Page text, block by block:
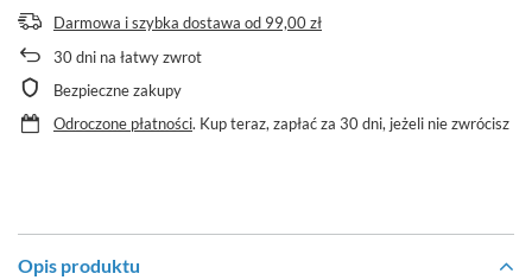
Darmowa i szybka dostawa od 99,00 zł
30dni na łatwy zwrot
Bezpieczne zakupy
Odroczone płatności. Kup teraz, zapłać za 30 dni, jeżeli nie zwrócisz
Opis produktu